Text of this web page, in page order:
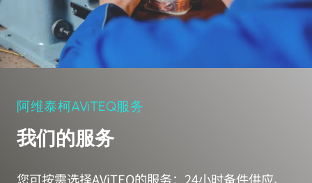
阿维泰柯AViTEQ服务
我们的服务
您可按需选择AViTEQ的服务：24小时备件供应、